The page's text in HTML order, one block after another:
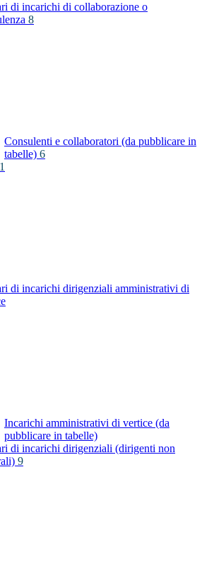
di incarichi di collaborazione o
8
Consulenti e collaboratori (da pubblicare in
tabelle) 6
di incarichi dirigenziali amministrativi di
Incarichi amministrativi di vertice (da
pubblicare in tabelle)
di incarichi dirigenziali (dirigenti non
9